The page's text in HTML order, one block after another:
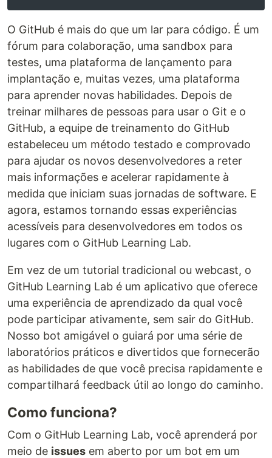
O GitHub é mais do que um lar para código. É um
fórum para colaboração, uma sandbox para
testes, uma plataforma de lançamento para
implantação e, muitas vezes, uma plataforma
para aprender novas habilidades. Depois de
treinar milhares de pessoas para usar o Git e o
GitHub, a equipe de treinamento do GitHub
estabeleceu um método testado e comprovado
para ajudar os novos desenvolvedores a reter
mais informações e acelerar rapidamente à
medida que iniciam suas jornadas de software. E
agora, estamos tornando essas experiências
acessíveis para desenvolvedores em todos os
lugares com o GitHub Learning Lab.
Em vez de um tutorial tradicional ou webcast, o
GitHub Learning Lab é um aplicativo que oferece
uma experiência de aprendizado da qual você
pode participar ativamente, sem sair do GitHub.
Nosso bot amigável o guiará por uma série de
laboratórios práticos e divertidos que fornecerão
as habilidades de que você precisa rapidamente e
compartilhará feedback útil ao longo do caminho.
Como funciona?
Com o GitHub Learning Lab, você aprenderá por
meio de issues em aberto por um bot em um